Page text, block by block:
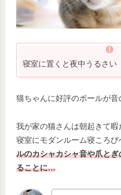
寝室に置くと夜中うるさい
猫ちゃんに好評のボールが音
我が家の猫さんは朝起きて暇
寝室にモダンルーム寝ころび
ルのカシャカシャ音や爪と
ることに…